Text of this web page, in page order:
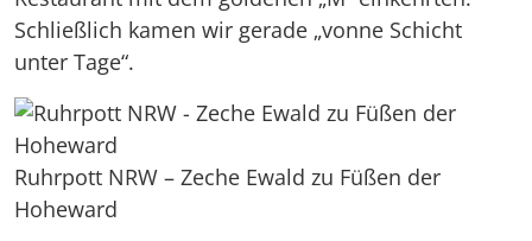
Schließlich kamen wir gerade „vonne Schicht
unter Tage“.
Ruhrpott NRW – Zeche Ewald zu Füßen der
Hoheward